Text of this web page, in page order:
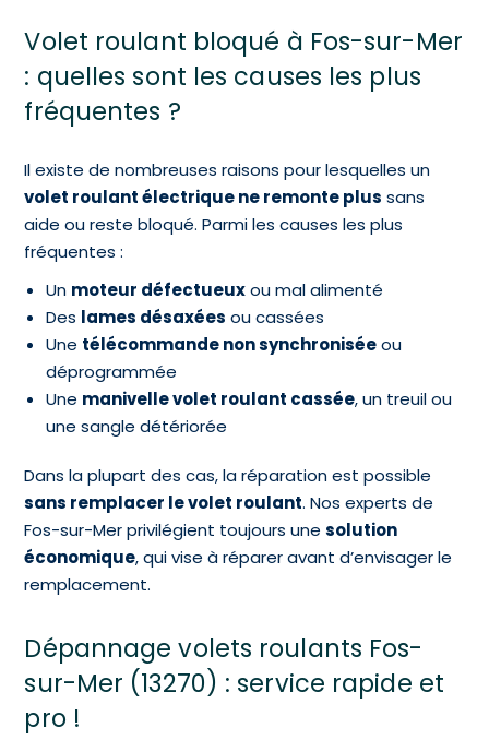
Volet roulant bloqué à Fos-sur-Mer
: quelles sont les causes les plus
fréquentes ?
Il existe de nombreuses raisons pour lesquelles un
volet roulant électrique ne remonte plus sans
aide ou reste bloqué. Parmi les causes les plus
fréquentes :
Un moteur défectueuxou mal alimenté
Des lames désaxées ou cassées
Une télécommande non synchroniséeou
déprogrammée
Une manivelle volet roulant cassée, un treuil ou
une sangle détériorée
Dans la plupart des cas, la réparation est possible
sans remplacer le volet roulant. Nos experts de
Fos-sur-Mer privilégient toujours unesolution
économique, qui vise à réparer avant d’envisager le
remplacement.
Dépannage volets roulants Fos-
sur-Mer (13270) : service rapide et
pro !